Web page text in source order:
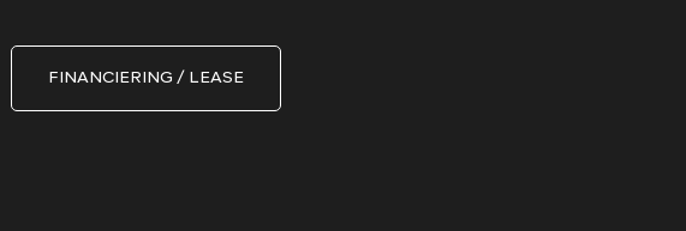
FINANCIERING / LEASE